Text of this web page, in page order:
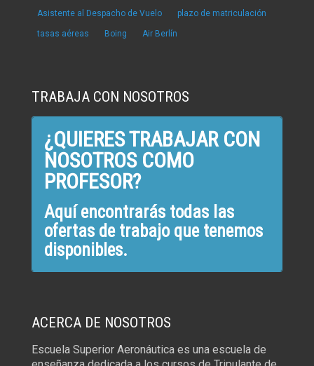
Asistente al Despacho de Vuelo plazo de matriculación
tasas aéreas Boing Air Berlín
TRABAJA CON NOSOTROS
¿QUIERES TRABAJAR CON
NOSOTROS COMO
PROFESOR?
Aquí encontrarás todas las
ofertas de trabajo que tenemos
disponibles.
ACERCA DE NOSOTROS
Escuela Superior Aeronáutica es una escuela de